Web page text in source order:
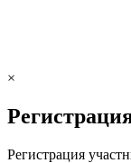
×
Регистрация